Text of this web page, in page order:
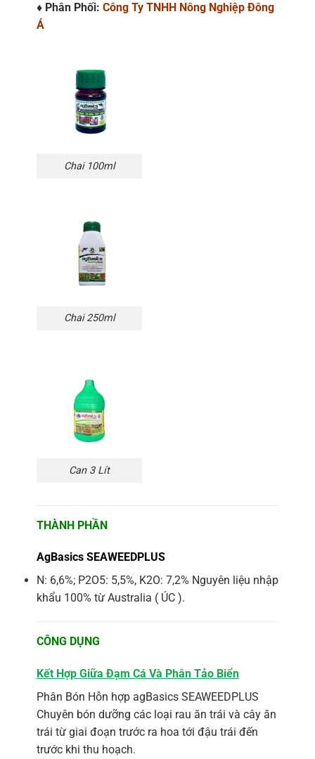
♦ Phân Phối: Công Ty TNHH Nông Nghiệp Đông
Á
Chai 100ml
Chai 250ml
Can 3 Lít
THÀNH PHẦN
AgBasics SEAWEEDPLUS
N: 6,6%; P2O5: 5,5%, K2O: 7,2% Nguyên liệu nhập
khẩu 100% từ Australia ( ÚC ).
CÔNG DỤNG
Kết Hợp Giữa Đạm Cá Và Phân Tảo Biển
Phân Bón Hỗn hợp agBasics SEAWEEDPLUS
Chuyên bón dưỡng các loại rau ăn trái và cây ăn
trái từ giai đoạn trước ra hoa tới đậu trái đến
trước khi thu hoạch.